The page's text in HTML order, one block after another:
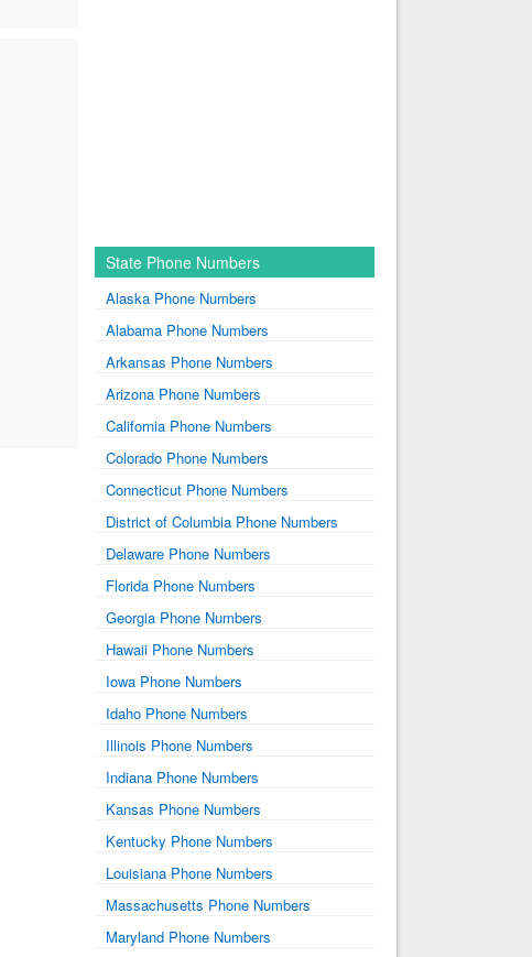
State Phone Numbers
Alaska Phone Numbers
Alabama Phone Numbers
Arkansas Phone Numbers
Arizona Phone Numbers
California Phone Numbers
Colorado Phone Numbers
Connecticut Phone Numbers
District of Columbia Phone Numbers
Delaware Phone Numbers
Florida Phone Numbers
Georgia Phone Numbers
Hawaii Phone Numbers
Iowa Phone Numbers
Idaho Phone Numbers
Illinois Phone Numbers
Indiana Phone Numbers
Kansas Phone Numbers
Kentucky Phone Numbers
Louisiana Phone Numbers
Massachusetts Phone Numbers
Maryland Phone Numbers